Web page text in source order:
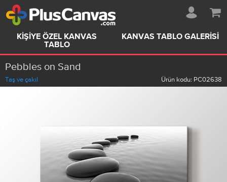
KIŞIYE ÖZEL KANVAS
TABLO
KANVAS TABLO GALERISI
Pebbles on Sand
Taş ve çakıl Ürün kodu: PC02638